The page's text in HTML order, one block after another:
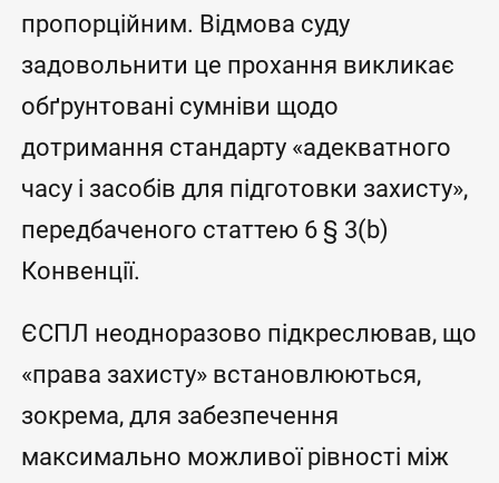
пропорційним. Відмова суду
задовольнити це прохання викликає
обґрунтовані сумніви щодо
дотримання стандарту «адекватного
часу і засобів для підготовки захисту»,
передбаченого статтею 6 § 3(b)
Конвенції.
ЄСПЛ неодноразово підкреслював, що
«права захисту» встановлюються,
зокрема, для забезпечення
максимально можливої рівності між